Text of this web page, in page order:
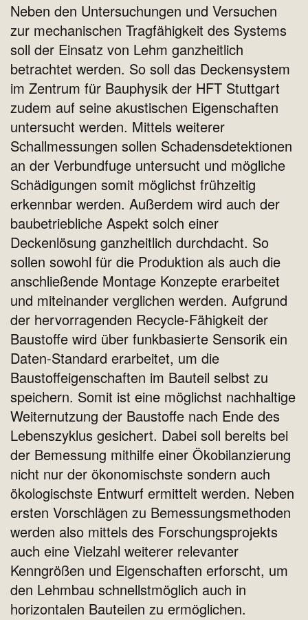
Neben den Untersuchungen und Versuchen
zur mechanischen Tragfähigkeit des Systems
soll der Einsatz von Lehm ganzheitlich
betrachtet werden. So soll das Deckensystem
im Zentrum für Bauphysik der HFT Stuttgart
zudem auf seine akustischen Eigenschaften
untersucht werden. Mittels weiterer
Schallmessungen sollen Schadensdetektionen
an der Verbundfuge untersucht und mögliche
Schädigungen somit möglichst frühzeitig
erkennbar werden. Außerdem wird auch der
baubetriebliche Aspekt solch einer
Deckenlösung ganzheitlich durchdacht. So
sollen sowohl für die Produktion als auch die
anschließende Montage Konzepte erarbeitet
und miteinander verglichen werden. Aufgrund
der hervorragenden Recycle-Fähigkeit der
Baustoffe wird über funkbasierte Sensorik ein
Daten-Standard erarbeitet, um die
Baustoffeigenschaften im Bauteil selbst zu
speichern. Somit ist eine möglichst nachhaltige
Weiternutzung der Baustoffe nach Ende des
Lebenszyklus gesichert. Dabei soll bereits bei
der Bemessung mithilfe einer Ökobilanzierung
nicht nur der ökonomischste sondern auch
ökologischste Entwurf ermittelt werden. Neben
ersten Vorschlägen zu Bemessungsmethoden
werden also mittels des Forschungsprojekts
auch eine Vielzahl weiterer relevanter
Kenngrößen und Eigenschaften erforscht, um
den Lehmbau schnellstmöglich auch in
horizontalen Bauteilen zu ermöglichen.